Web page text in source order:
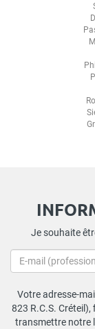
Je souhaite
Votre adresse-
823 R.C.S.
transmettre notre